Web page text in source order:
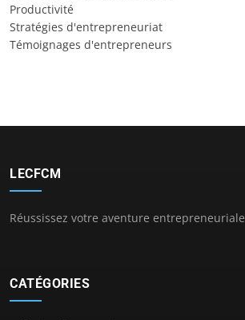
Productivité
Stratégies d'entrepreneuriat
Témoignages d'entrepreneurs
LECFCM
Réussissez votre aventure entrepreneuriale
CATÉGORIES